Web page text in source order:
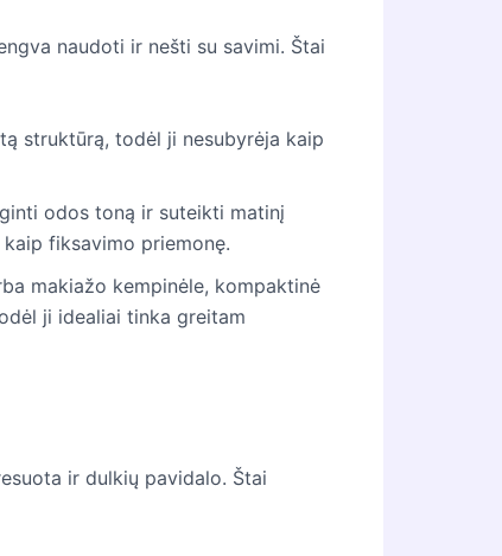
naudoti ir nešti su savimi. Štai
struktūrą, todėl ji nesubyrėja kaip
odos toną ir suteikti matinį
fiksavimo priemonę.
makiažo kempinėle, kompaktinė
ji idealiai tinka greitam
ir dulkių pavidalo. Štai